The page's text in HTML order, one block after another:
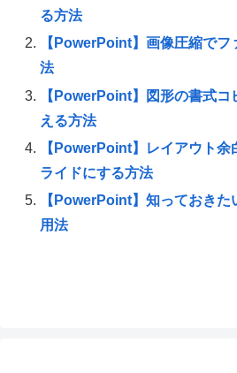
る方法
【PowerPoint】画像圧縮で
法
【PowerPoint】図形の書式コ
える方法
【PowerPoint】レイアウト余
ライドにする方法
【PowerPoint】知っておき
用法